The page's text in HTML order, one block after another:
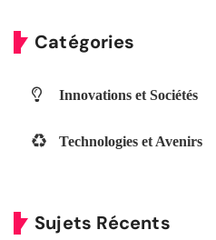
Catégories
Innovations et Sociétés
Technologies et Avenirs
Sujets Récents